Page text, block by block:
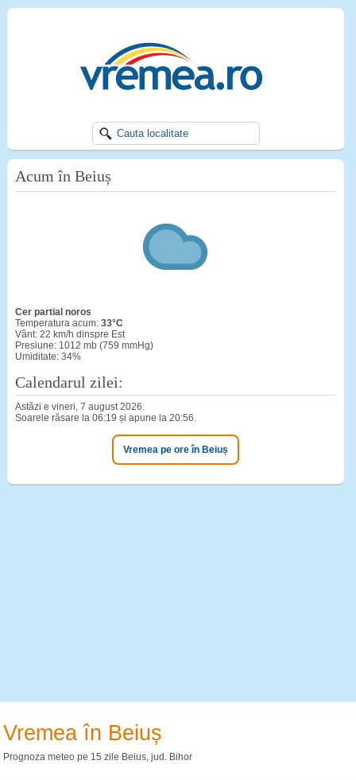
Acum în Beiuș
cer partial noros
Temperatura acum: 33°C
Vânt: 22 km/h dinspre Est
Presiune: 1012 mb (759 mmHg)
Umiditate: 34%
Calendarul zilei:
Astăzi e vineri, 7 august 2026.
Soarele răsare la 06:19 și apune la 20:56.
Vremea pe ore în Beiuș
Vremea în Beiuș
Prognoza meteo pe 15 zile Beius, jud. Bihor